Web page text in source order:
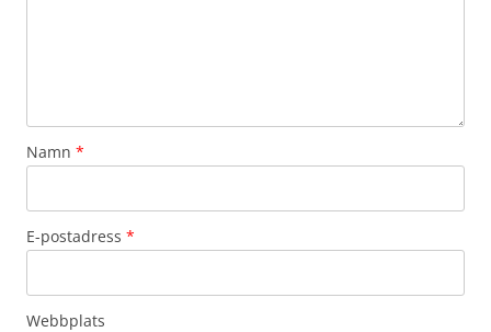
Namn *
E-postadress *
Webbplats